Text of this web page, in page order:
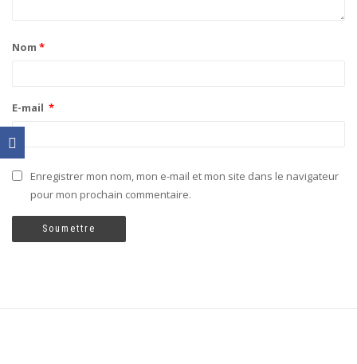
Nom *
E-mail *
Enregistrer mon nom, mon e-mail et mon site dans le navigateur
pour mon prochain commentaire.